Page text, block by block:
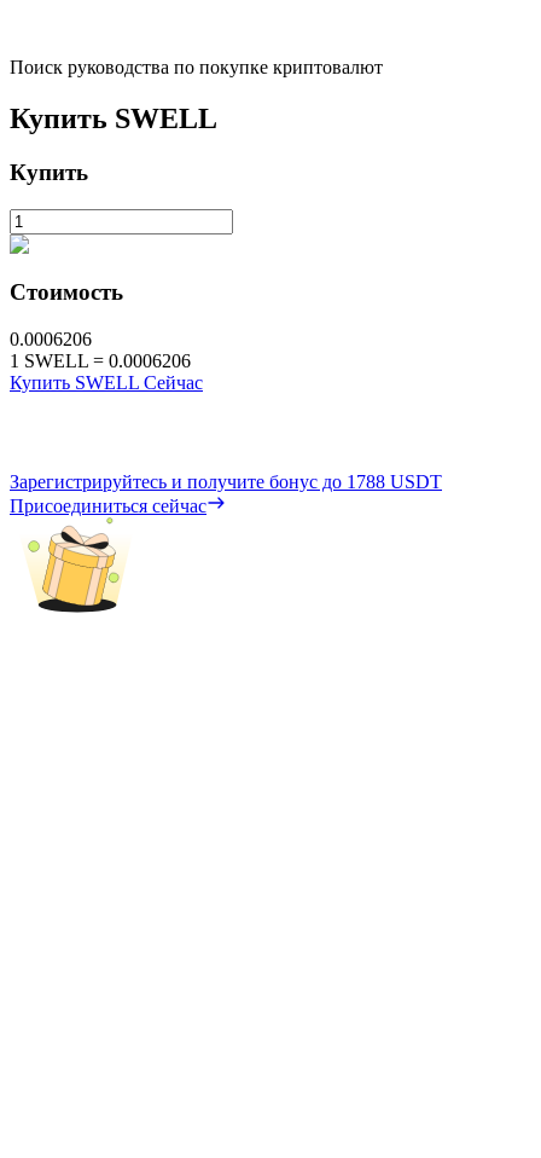
Поиск руководства по покупке криптовалют
Купить SWELL
Купить
Стоимость
0.0006206
1 SWELL = 0.0006206
Купить SWELL Сейчас
Зарегистрируйтесь и получите бонус до 1788 USDT
Присоединиться сейчас